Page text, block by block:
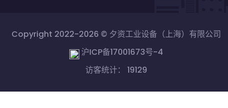
Copyright 2022-2026 © 夕资工业设备（上海）有限公司
沪ICP备17001673号-4
访客统计： 19129